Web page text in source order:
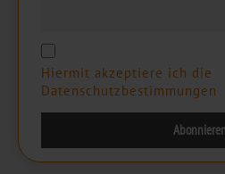
Hiermit akzeptiere ich die
Datenschutzbestimmungen